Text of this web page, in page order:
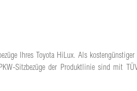
Ihres Toyota HiLux. Als
Sitzbezüge der Produktlinie sind mit